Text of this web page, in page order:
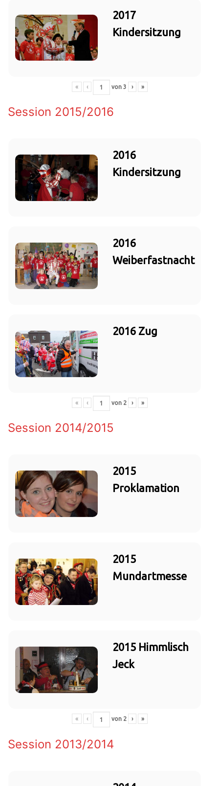
2017
Kindersitzung
« ‹ von 3 › »
Session 2015/2016
2016
Kindersitzung
2016
Weiberfastnacht
2016 Zug
« ‹ von 2 › »
Session 2014/2015
2015
Proklamation
2015
Mundartmesse
2015 Himmlisch
Jeck
« ‹ von 2 › »
Session 2013/2014